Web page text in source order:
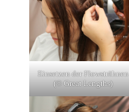
Einsetzen der Flowsträhnen
(© Great Lengths)